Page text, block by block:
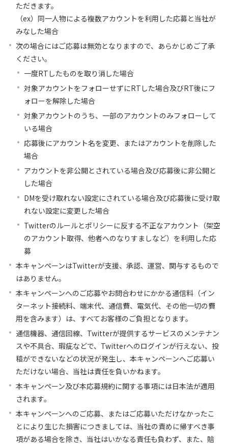
ただきます。
（ex）同一人物による複数アカウントを利用した応募と当社が
みなした場合
次の場合にはご応募は無効となりますので、あらかじめご了承
ください。
一度RTしたものを取り消した場合
対象アカウントをフォローせずにRTした場合及びRT後にフ
ォローを解除した場合
対象アカウントのうち、一部のアカウントのみフォローして
いる場合
応募後にアカウント名を変更、またはアカウントを削除した
場合
アカウントを非公開とされている場合及び応募後に非公開と
した場合
DMを受け取れない設定にされている場合及び応募後に受け取
れない設定に変更した場合
Twitterのルールとポリシーに反する不正なアカウント（架空
のアカウント取得、他者へのなりすましなど）を利用した応
募
本キャンペーンはTwitterが支援、承認、運営、関与するもので
はありません。
本キャンペーンへのご応募やお問合わせにかかる通信料（イン
ターネット接続料、端末代、通信費、電気代、その他一切の費
用を含みます）は、すべてお客様のご負担となります。
通信機器、通信回線、Twitterが提供するサービスのメンテナン
スや不具合、瑕疵などで、Twitterへのログインが行えない、投
稿ができないなどの状況が発生し、本キャンペーンへご応募い
ただけない場合、当社は責任を負いかねます。
本キャンペーン及び本応募規約に関する事項には日本法が適用
されます。
本キャンペーンへのご応募、またはご応募いただけなかったこ
とにより生じた損害につきましては、当社の責めに帰すべき事
項がある場合を除き、当社はいかなる責任も負わず、また、賠